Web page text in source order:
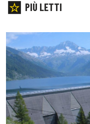
PIÙ LETTI